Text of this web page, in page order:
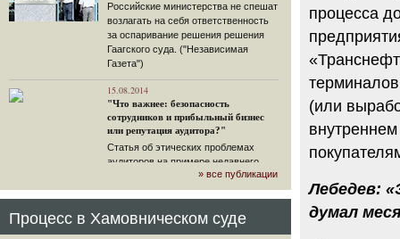
Российские министерства не спешат
возлагать на себя ответственность
за оспаривание решения решения
Гаагского суда. ("Независимая
Газета")
15.08.2014
"Что важнее: безопасность
сотрудников и прибыльный бизнес
или репутация аудитора?"
Статья об этических проблемах
аудиторов на примере недавнего
громкого арбитражного решения по
ЮКОСу. (navalny.com)
15.08.2014
» все публикации
Процесс в Хамовническом суде
процесса
(или
Лебедев:
думал